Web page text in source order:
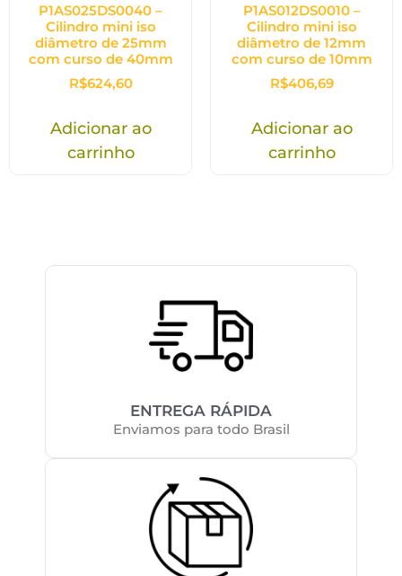
P1AS025DS0040 –
Cilindro mini iso
diâmetro de 25mm
com curso de 40mm
R$624,60
Adicionar ao
carrinho
P1AS012DS0010 –
Cilindro mini iso
diâmetro de 12mm
com curso de 10mm
R$406,69
Adicionar ao
carrinho
ENTREGA RÁPIDA
Enviamos para todo Brasil